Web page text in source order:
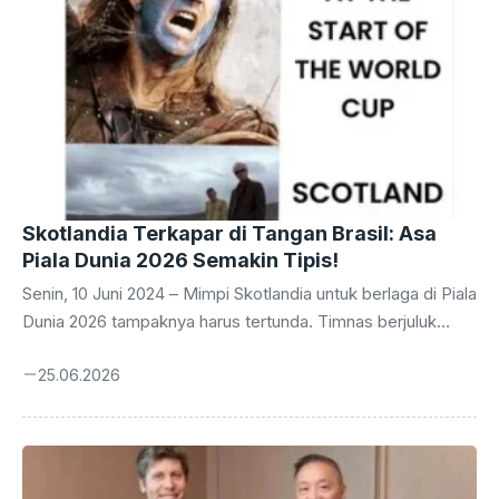
Skotlandia Terkapar di Tangan Brasil: Asa
Piala Dunia 2026 Semakin Tipis!
Senin, 10 Juni 2024 – Mimpi Skotlandia untuk berlaga di Piala
Dunia 2026 tampaknya harus tertunda. Timnas berjuluk
takluk 0-3 dari raksasa sepak bola dunia, Brasil, dalam laga
pukulan telak yang membuat peluang mereka untuk melaju
ke ajang empat tahunan tersebut kini berada di ambang
25.06.2026